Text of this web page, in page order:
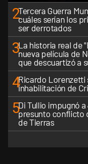
2Tercera Guerra
cuáles serían los
ser derrotados
3La historia real de
nueva película de
que descuartizó a
4Ricardo Lorenzetti
inhabilitación de
5Di Tullio impugnó
presunto conflicto
de Tierras